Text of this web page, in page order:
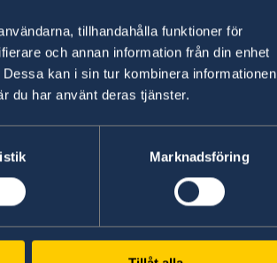
tillhandahålla funktioner för
och annan information från din enhet
kan i sin tur kombinera informationen
du har använt deras tjänster.
Marknadsföring
direkt i fickan - Regeringen.se
du besöker.